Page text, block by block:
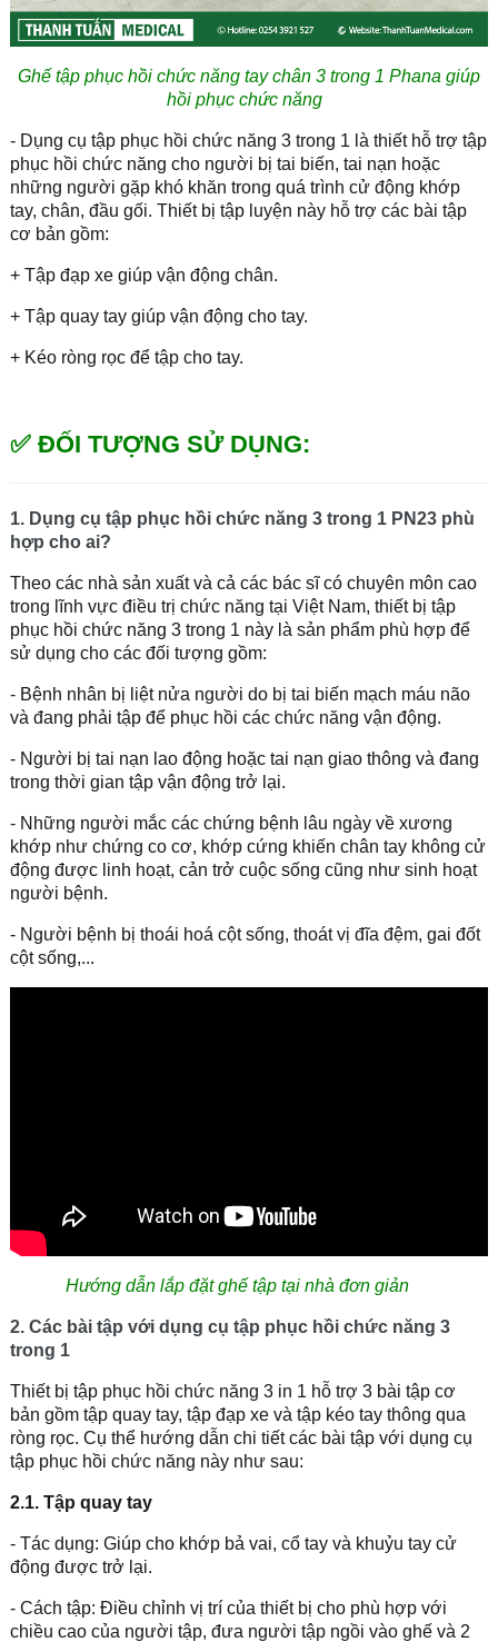
Ghế tập phục hồi chức năng tay chân 3 trong 1 Phana giúp
hồi phục chức năng
- Dụng cụ tập phục hồi chức năng 3 trong 1 là thiết hỗ trợ tập
phục hồi chức năng cho người bị tai biến, tai nạn hoặc
những người gặp khó khăn trong quá trình cử động khớp
tay, chân, đầu gối. Thiết bị tập luyện này hỗ trợ các bài tập
cơ bản gồm:
+ Tập đạp xe giúp vận động chân.
+ Tập quay tay giúp vận động cho tay.
+ Kéo ròng rọc để tập cho tay.
✅ ĐỐI TƯỢNG SỬ DỤNG:
1. Dụng cụ tập phục hồi chức năng 3 trong 1 PN23 phù
hợp cho ai?
Theo các nhà sản xuất và cả các bác sĩ có chuyên môn cao
trong lĩnh vực điều trị chức năng tại Việt Nam, thiết bị tập
phục hồi chức năng 3 trong 1 này là sản phẩm phù hợp để
sử dụng cho các đối tượng gồm:
- Bệnh nhân bị liệt nửa người do bị tai biến mạch máu não
và đang phải tập để phục hồi các chức năng vận động.
- Người bị tai nạn lao động hoặc tai nạn giao thông và đang
trong thời gian tập vận động trở lại.
- Những người mắc các chứng bệnh lâu ngày về xương
khớp như chứng co cơ, khớp cứng khiến chân tay không cử
động được linh hoạt, cản trở cuộc sống cũng như sinh hoạt
người bệnh.
- Người bệnh bị thoái hoá cột sống, thoát vị đĩa đệm, gai đốt
cột sống,...
Hướng dẫn lắp đặt ghế tập tại nhà đơn giản
2. Các bài tập với dụng cụ tập phục hồi chức năng 3
trong 1
Thiết bị tập phục hồi chức năng 3 in 1 hỗ trợ 3 bài tập cơ
bản gồm tập quay tay, tập đạp xe và tập kéo tay thông qua
ròng rọc. Cụ thể hướng dẫn chi tiết các bài tập với dụng cụ
tập phục hồi chức năng này như sau:
2.1. Tập quay tay
- Tác dụng: Giúp cho khớp bả vai, cổ tay và khuỷu tay cử
động được trở lại.
- Cách tập: Điều chỉnh vị trí của thiết bị cho phù hợp với
chiều cao của người tập, đưa người tập ngồi vào ghế và 2